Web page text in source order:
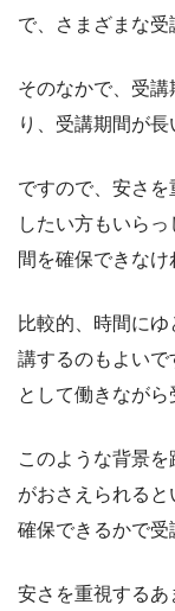
で、さまざまな受
そのなかで、受
り、受講期間が長
ですので、安さ
したい方もいら
間を確保できなけ
比較的、時間に
講するのもよいで
として働きながら
このような背景
がおさえられる
確保できるかで受
安さを重視するあ